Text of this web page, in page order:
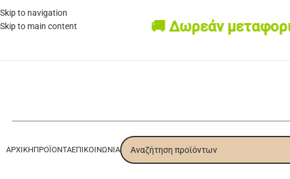
Skip to navigation
Skip to main content
🚚 Δωρεάν
ΑΡΧΙΚΉΠΡΟΪΌΝΤΑΕΠΙΚΟΙΝΩΝΊΑ